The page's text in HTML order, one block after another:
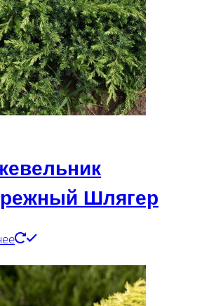
Шлягер